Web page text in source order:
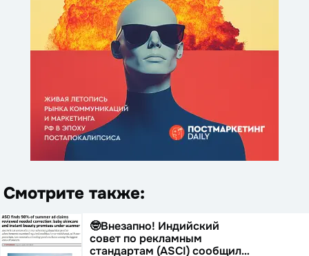
Смотрите также:
🤓Внезапно! Индийский
совет по рекламным
стандартам (ASCI) сообщил…